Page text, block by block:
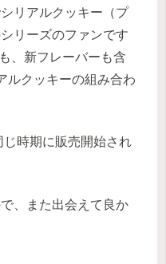
リアルクッキー（プ
リーズのファンです
、新フレーバーも含
ルクッキーの組み合わ
時期に販売開始され
、また出会えて良か